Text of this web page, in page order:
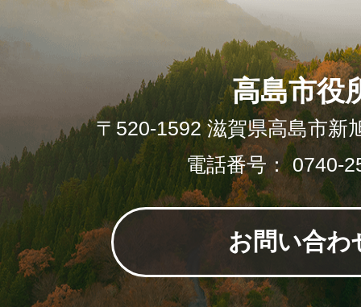
高島市役
〒520-1592 滋賀県高島市新
電話番号： 0740-
お問い合わ